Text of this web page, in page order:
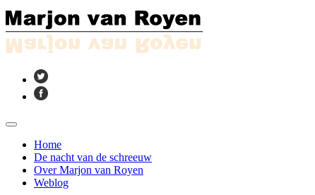
Home
De nacht van de schreeuw
Over Marjon van Royen
Weblog